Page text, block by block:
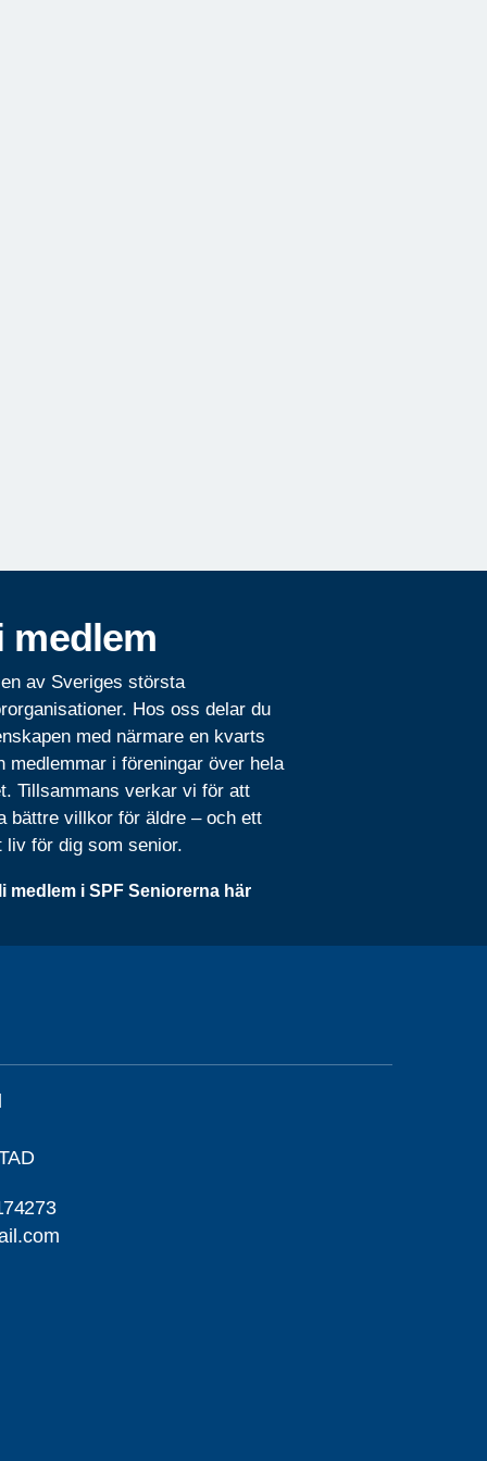
medlem
av Sveriges största
Hos oss delar du
med närmare en kvarts
medlemmar i föreningar över hela
Tillsammans verkar vi för att
bättre villkor för äldre – och ett
liv för dig som senior.
medlem i SPF Seniorerna här